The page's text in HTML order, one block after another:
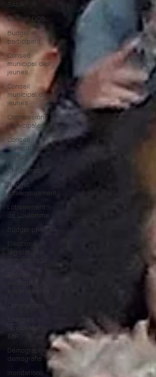
SAUR
Budget DOB
Budget
participatif
Conseil
municipal des
jeunes
Conseil
municipal des
jeunes
Commissions
municipales
Conseil
municipal des
jeunes
CM Jeunes
Budget
assainissement
Lotissement
de Coulomme
Budget primitif
Elections
législatives
renouvelables
EnR
Démographie |
demografia
Inondations